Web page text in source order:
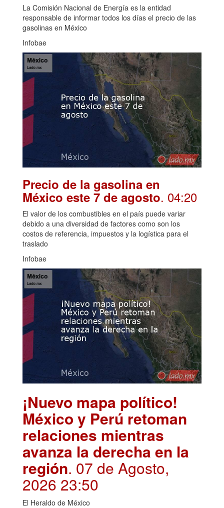
La Comisión Nacional de Energía es la entidad
responsable de informar todos los días el precio de las
gasolinas en México
Infobae
Precio de la gasolina en
México este 7 de agosto. 04:20
El valor de los combustibles en el país puede variar
debido a una diversidad de factores como son los
costos de referencia, impuestos y la logística para el
traslado
Infobae
¡Nuevo mapa político!
México y Perú retoman
relaciones mientras
avanza la derecha en la
región. 07 de Agosto,
2026 23:50
El Heraldo de México